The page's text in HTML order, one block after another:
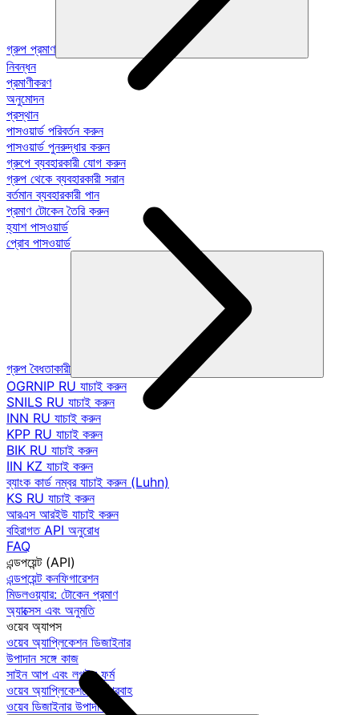
গ্রুপ প্রমাণ
নিবন্ধন
প্রমাণীকরণ
অনুমোদন
প্রস্থান
পাসওয়ার্ড পরিবর্তন করুন
পাসওয়ার্ড পুনরুদ্ধার করুন
গ্রুপে ব্যবহারকারী যোগ করুন
গ্রুপ থেকে ব্যবহারকারী সরান
বর্তমান ব্যবহারকারী পান
প্রমাণ টোকেন তৈরি করুন
হ্যাশ পাসওয়ার্ড
প্রোব পাসওয়ার্ড
গ্রুপ বৈধতাকারী
OGRNIP RU যাচাই করুন
SNILS RU যাচাই করুন
INN RU যাচাই করুন
KPP RU যাচাই করুন
BIK RU যাচাই করুন
IIN KZ যাচাই করুন
ব্যাংক কার্ড নম্বর যাচাই করুন (Luhn)
KS RU যাচাই করুন
আরএস আরইউ যাচাই করুন
বহিরাগত API অনুরোধ
FAQ
এন্ডপয়েন্ট (API)
এন্ডপয়েন্ট কনফিগারেশন
মিডলওয়্যার: টোকেন প্রমাণ
অ্যাক্সেস এবং অনুমতি
ওয়েব অ্যাপস
ওয়েব অ্যাপ্লিকেশন ডিজাইনার
উপাদান সঙ্গে কাজ
সাইন আপ এবং লগইন ফর্ম
ওয়েব অ্যাপ্লিকেশনে কর্মপ্রবাহ
ওয়েব ডিজাইনার উপাদান